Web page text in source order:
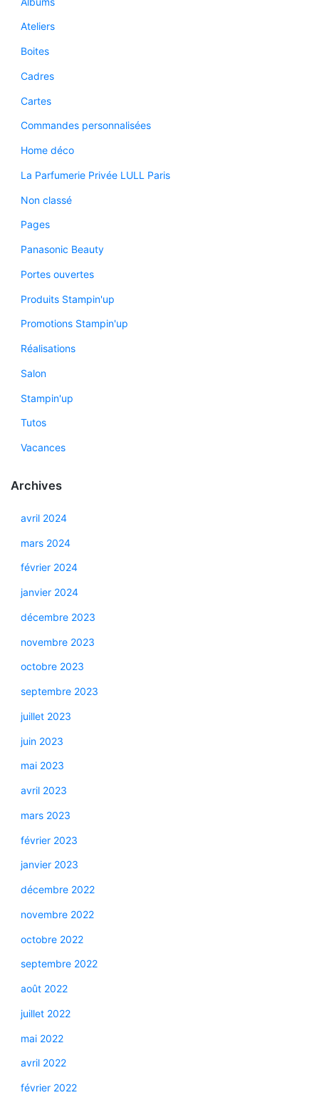
Ateliers
Boites
Cadres
Cartes
Commandes personnalisées
Home déco
La Parfumerie Privée LULL Paris
Non classé
Pages
Panasonic Beauty
Portes ouvertes
Produits Stampin'up
Promotions Stampin'up
Réalisations
Salon
Stampin'up
Tutos
Vacances
Archives
avril 2024
mars 2024
février 2024
janvier 2024
décembre 2023
novembre 2023
octobre 2023
septembre 2023
juillet 2023
juin 2023
mai 2023
avril 2023
mars 2023
février 2023
janvier 2023
décembre 2022
novembre 2022
octobre 2022
septembre 2022
août 2022
juillet 2022
mai 2022
avril 2022
février 2022